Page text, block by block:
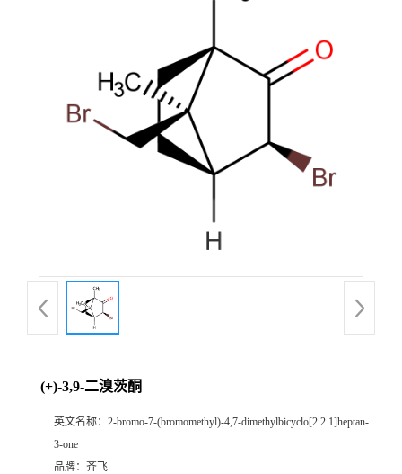
联
(+)-3,9-二溴茨酮
英文名称： 2-bromo-7-(bromomethyl)-4,7-dimethylbicyclo[2.2.1]heptan-
3-one
品牌： 齐飞